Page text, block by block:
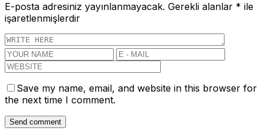
E-posta adresiniz yayınlanmayacak. Gerekli alanlar * ile
işaretlenmişlerdir
Save my name, email, and website in this browser for
the next time I comment.